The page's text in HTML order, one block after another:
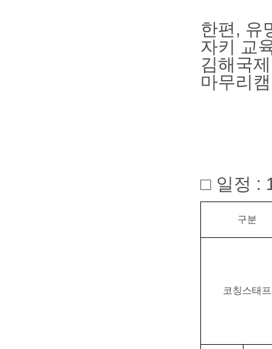
한편, 유
자키 교
김해국
마무리
□ 일정 :
구분
코칭스태프